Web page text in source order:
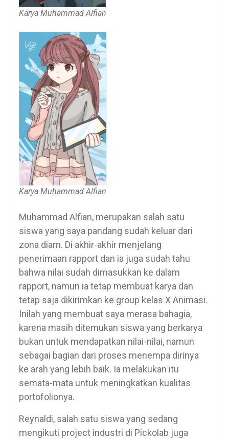
Karya Muhammad Alfian
Karya Muhammad Alfian
Muhammad Alfian, merupakan salah satu
siswa yang saya pandang sudah keluar dari
zona diam. Di akhir-akhir menjelang
penerimaan rapport dan ia juga sudah tahu
bahwa nilai sudah dimasukkan ke dalam
rapport, namun ia tetap membuat karya dan
tetap saja dikirimkan ke group kelas X Animasi.
Inilah yang membuat saya merasa bahagia,
karena masih ditemukan siswa yang berkarya
bukan untuk mendapatkan nilai-nilai, namun
sebagai bagian dari proses menempa dirinya
ke arah yang lebih baik. Ia melakukan itu
semata-mata untuk meningkatkan kualitas
portofolionya.
Reynaldi, salah satu siswa yang sedang
mengikuti project industri di Pickolab juga